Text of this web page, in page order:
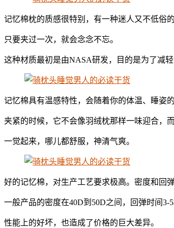
记忆棉枕的质感很特别，有一种迷人又不低俗
只要夹过一次，就会念念不忘。
这种材质最初是由NASA研发，目的是为了减
记忆棉具有温感特性，会随着你的体温、睡姿
夹紧的时候，它不会像羽绒枕那样一味迎合，
一觉起来，哪儿都舒服，神清气爽。
好的记忆棉，对生产工艺要求极高。密度和回
一般产品的密度在40D到50D之间，回弹时间3-
性能上的好坏，也造成了价格的巨大差异。